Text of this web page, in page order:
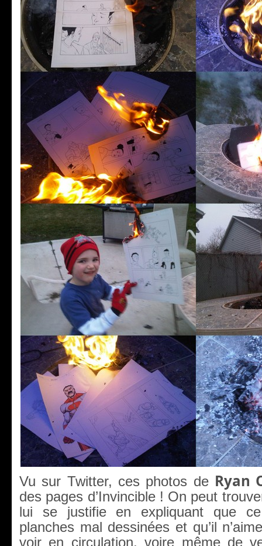
Vu sur Twitter, ces photos de Ryan
des pages d’Invincible ! On peut
lui se justifie en expliquant que
planches mal dessinées et qu’il
voir en circulation, voire même de